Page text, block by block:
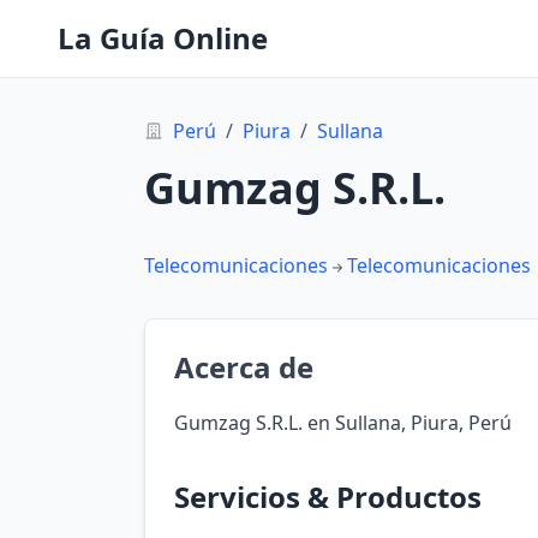
La Guía Online
Perú / Piura / Sullana
Gumzag S.R.L.
Telecomunicaciones Telecomunicaciones
Acerca de
Gumzag S.R.L. en Sullana, Piura, Perú
Servicios & Productos